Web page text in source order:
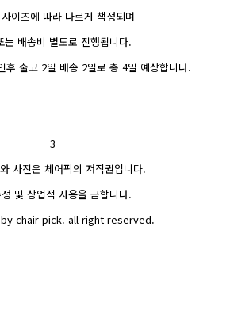
이즈에 따라 다르게 책정되며
는 배송비 별도로 진행됩니다.
후 출고 2일 배송 2일로 총 4일 예상합니다.
3
사진은 체어픽의 저작권입니다.
및 상업적 사용을 금합니다.
chair pick. all right reserved.